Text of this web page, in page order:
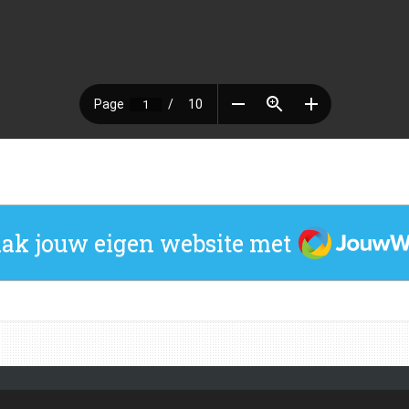
jouw eigen website met JouwWeb